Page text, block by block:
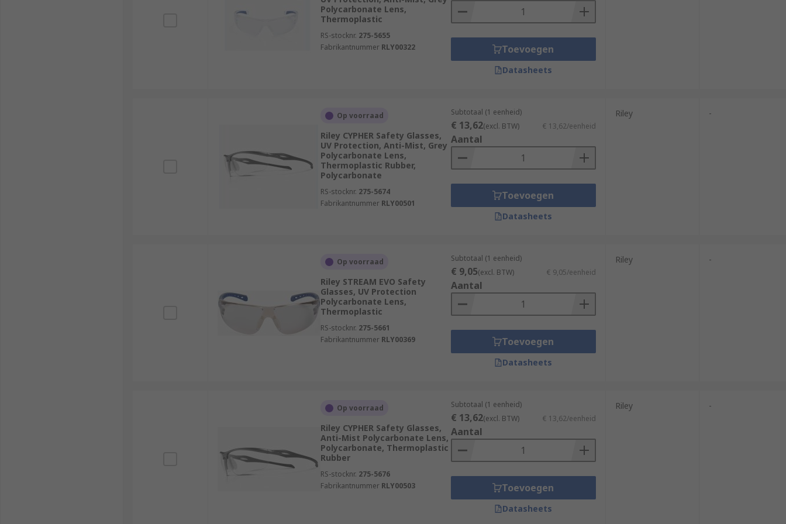
Polycarbonate Lens,
Thermoplastic
RS-stocknr. 275-5655
Fabrikantnummer RLY00322 Toevoegen
Datasheets
Op voorraad
Riley CYPHER Safety Glasses,
UV Protection, Anti-Mist, Grey
Polycarbonate Lens,
Thermoplastic Rubber,
Polycarbonate
RS-stocknr. 275-5674
Fabrikantnummer RLY00501
Subtotaal (1 eenheid)
€ 13,62(excl. BTW) € 13,62/eenheid
Aantal
Toevoegen
Datasheets
Riley -
Op voorraad
Riley STREAM EVO Safety
Glasses, UV Protection
Polycarbonate Lens,
Thermoplastic
RS-stocknr. 275-5661
Fabrikantnummer RLY00369
Subtotaal (1 eenheid)
€ 9,05(excl. BTW) € 9,05/eenheid
Aantal
Toevoegen
Datasheets
Riley -
Op voorraad
Riley CYPHER Safety Glasses,
Anti-Mist Polycarbonate Lens,
Polycarbonate, Thermoplastic
Rubber
RS-stocknr. 275-5676
Fabrikantnummer RLY00503
Subtotaal (1 eenheid)
€ 13,62(excl. BTW) € 13,62/eenheid
Aantal
Toevoegen
Datasheets
Riley -